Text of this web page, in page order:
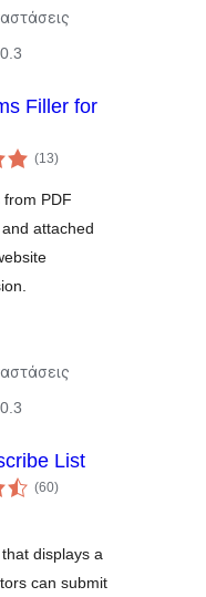
Filler for
(13αξιολογήσεις
σύνολο
)
PDF
attached
List
(60αξιολογήσεις
σύνολο
)
displays a
can submit